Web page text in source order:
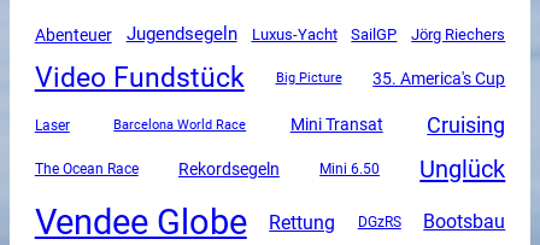
Abenteuer Jugendsegeln Luxus-Yacht SailGP Jörg Riechers
Video Fundstück Big Picture 35. America's Cup
Laser Barcelona World Race Mini Transat Cruising
The Ocean Race Rekordsegeln Mini 6.50 Unglück
Vendee Globe Rettung DGzRS Bootsbau